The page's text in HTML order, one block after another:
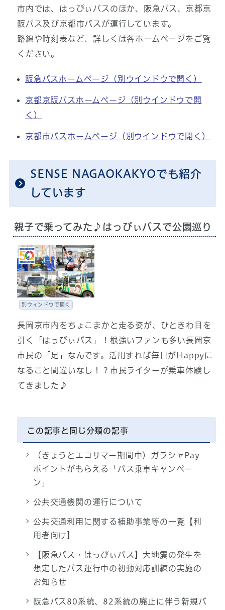
市内では、はっぴぃバスのほか、阪急バス、京都京
阪バス及び京都市バスが運行しています。
路線や時刻表など、詳しくは各ホームページをご覧
ください。
阪急バスホームページ （別ウインドウで開く）
京都京阪バスホームページ （別ウインドウで開
く）
京都市バスホームページ （別ウインドウで開く）
SENSE NAGAOKAKYOでも紹介
しています
親子で乗ってみた♪はっぴぃバスで公園巡り
別ウィンドウで開く
長岡京市内をちょこまかと走る姿が、ひときわ目を
引く「はっぴぃバス」！根強いファンも多い長岡京
市民の「足」なんです。活用すれば毎日がHappyに
なること間違いなし！？市民ライターが乗車体験し
てきました♪
この記事と同じ分類の記事
（きょうとエコサマー期間中）ガラシャPay
ポイントがもらえる「バス乗車キャンペー
ン」
公共交通機関の運行について
公共交通利用に関する補助事業等の一覧【利
用者向け】
【阪急バス・はっぴぃバス】大地震の発生を
想定したバス運行中の初動対応訓練の実施の
お知らせ
阪急バス80系統、82系統の廃止に伴う新規バ